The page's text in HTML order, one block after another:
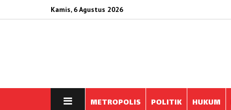
Kamis, 6 Agustus 2026
METROPOLIS POLITIK HUKUM